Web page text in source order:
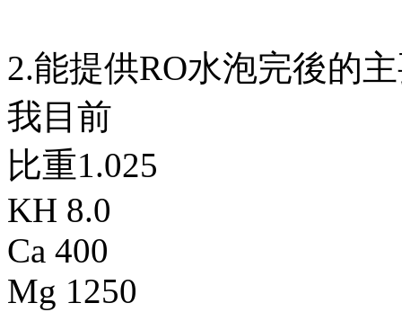
2.能提供RO水泡完後的
我目前
比重1.025
KH 8.0
Ca 400
Mg 1250